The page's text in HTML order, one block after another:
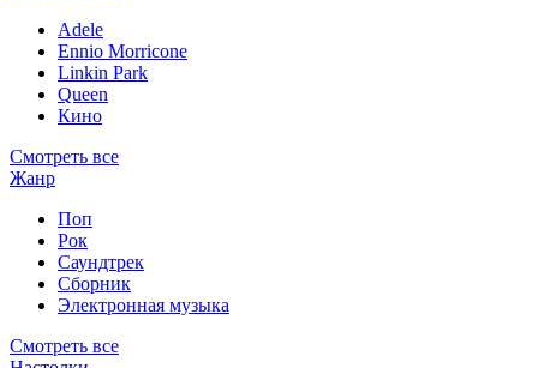
Adele
Ennio Morricone
Linkin Park
Queen
Кино
Смотреть все
Жанр
Поп
Рок
Саундтрек
Сборник
Электронная музыка
Смотреть все